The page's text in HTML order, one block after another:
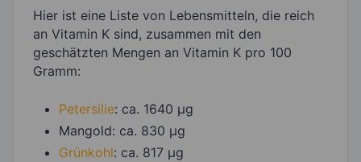
Hier ist eine Liste von Lebensmitteln, die reich
an Vitamin K sind, zusammen mit den
geschätzten Mengen an Vitamin K pro 100
Gramm:
Petersilie: ca. 1640 µg
Mangold: ca. 830 µg
Grünkohl: ca. 817 µg